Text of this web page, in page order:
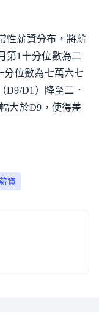
性薪資分布，將薪
第1十分位數為二
分位數為七萬六七
D9/D1）降至二．
大於D9，使得差
資